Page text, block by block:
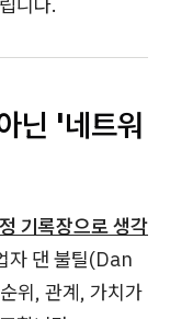
닌 '네트워
기록장으로 생각
자 댄 불틸(Dan
위, 관계, 가치가